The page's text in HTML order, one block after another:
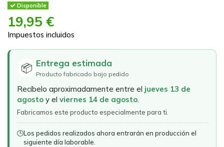
Disponible
19,95 €
Impuestos incluidos
📦 Entrega estimada
Producto fabricado bajo pedido
Recíbelo aproximadamente entre el jueves 13 de
agosto y el viernes 14 de agosto.
Fabricamos este producto especialmente para ti.
🕒Los pedidos realizados ahora entrarán en producción el
siguiente día laborable.